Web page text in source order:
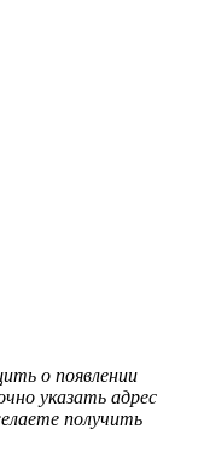
о появлении
указать адрес
получить